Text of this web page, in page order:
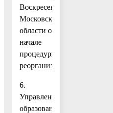
Воскресенску
Московской
области о
начале
процедуры
реорганизации.
6.
Управлению
образования